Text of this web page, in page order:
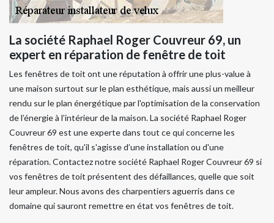
La société Raphael Roger Couvreur 69, un
expert en réparation de fenêtre de toit
Les fenêtres de toit ont une réputation à offrir une plus-value à
une maison surtout sur le plan esthétique, mais aussi un meilleur
rendu sur le plan énergétique par l'optimisation de la conservation
de l’énergie à l’intérieur de la maison. La société Raphael Roger
Couvreur 69 est une experte dans tout ce qui concerne les
fenêtres de toit, qu'il s'agisse d’une installation ou d'une
réparation. Contactez notre société Raphael Roger Couvreur 69 si
vos fenêtres de toit présentent des défaillances, quelle que soit
leur ampleur. Nous avons des charpentiers aguerris dans ce
domaine qui sauront remettre en état vos fenêtres de toit.